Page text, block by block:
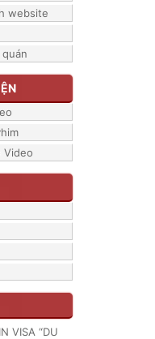
website
Video
VISA “DU